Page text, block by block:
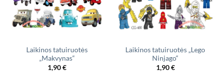
Laikinos tatuiruotės
„Makvynas“
1,90€
Laikinos tatuiruotės „Lego
Ninjago“
1,90€